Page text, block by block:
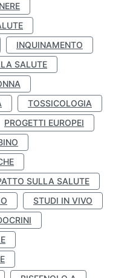
INQUINAMENTO
SALUTE
TOSSICOLOGIA
PROGETTI EUROPEI
SULLA SALUTE
STUDI IN VIVO